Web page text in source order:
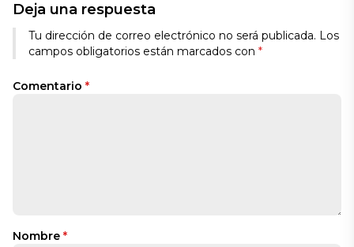
Deja una respuesta
Tu dirección de correo electrónico no será publicada. Los
campos obligatorios están marcados con *
Comentario *
Nombre *